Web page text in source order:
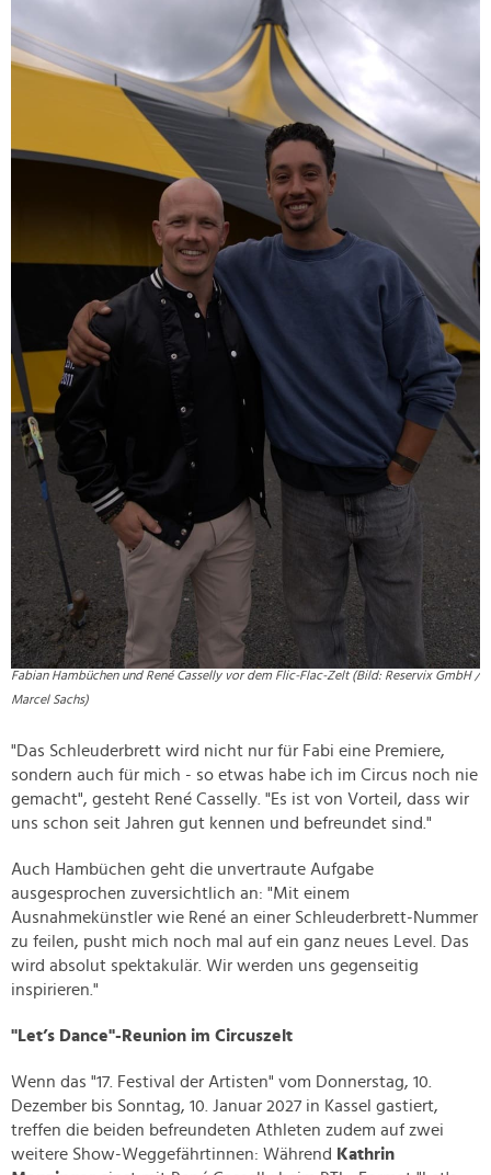
Fabian Hambüchen und René Casselly vor dem Flic-Flac-Zelt (Bild: Reservix GmbH /
Marcel Sachs)
"Das Schleuderbrett wird nicht nur für Fabi eine Premiere,
sondern auch für mich - so etwas habe ich im Circus noch nie
gemacht", gesteht René Casselly. "Es ist von Vorteil, dass wir
uns schon seit Jahren gut kennen und befreundet sind."
Auch Hambüchen geht die unvertraute Aufgabe
ausgesprochen zuversichtlich an: "Mit einem
Ausnahmekünstler wie René an einer Schleuderbrett-Nummer
zu feilen, pusht mich noch mal auf ein ganz neues Level. Das
wird absolut spektakulär. Wir werden uns gegenseitig
inspirieren."
"Let’s Dance"-Reunion im Circuszelt
Wenn das "17. Festival der Artisten" vom Donnerstag, 10.
Dezember bis Sonntag, 10. Januar 2027 in Kassel gastiert,
treffen die beiden befreundeten Athleten zudem auf zwei
weitere Show-Weggefährtinnen: Während Kathrin